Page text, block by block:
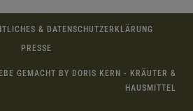
& DATENSCHUTZERKLÄRUNG
PRESSE
GEMACHT BY DORIS KERN - KRÄUTER &
HAUSMITTEL